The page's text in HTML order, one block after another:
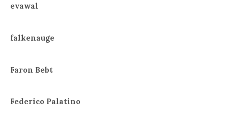
evawal
falkenauge
Faron Bebt
Federico Palatino